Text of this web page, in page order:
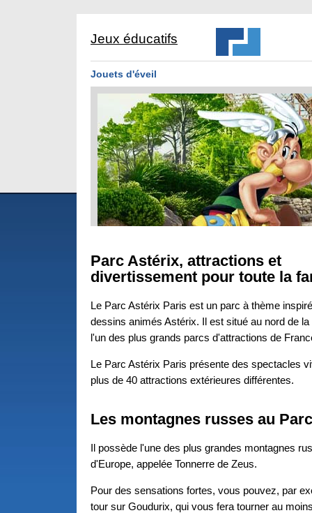
Jeux éducatifs
Jouets d'éveil
Parc Astérix, attractions et
divertissement pour toute la
Le Parc Astérix Paris est un parc à thème
dessins animés Astérix. Il est situé au nord de
l'un des plus grands parcs d'attractions de
Le Parc Astérix Paris présente des spectacles
plus de 40 attractions extérieures différentes.
Les montagnes russes au
Il possède l'une des plus grandes montagnes
d'Europe, appelée Tonnerre de Zeus.
Pour des sensations fortes, vous pouvez, par
tour sur Goudurix, qui vous fera tourner au